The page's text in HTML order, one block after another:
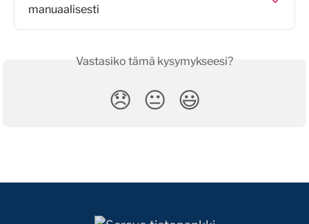
manuaalisesti
Vastasiko tämä kysymykseesi?
😞 😐 😃